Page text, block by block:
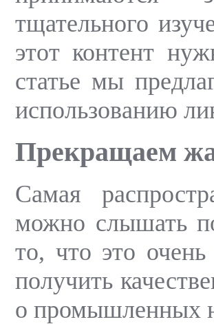
тщательного
этот контент
статье мы
использованию
Прекращаем
Самая
можно слышать
то, что это
получить
о промышленных